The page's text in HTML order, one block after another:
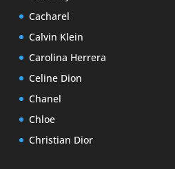
Cacharel
Calvin Klein
Carolina Herrera
Celine Dion
Chanel
Chloe
Christian Dior